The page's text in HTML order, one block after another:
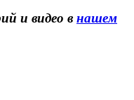
и видео в нашем